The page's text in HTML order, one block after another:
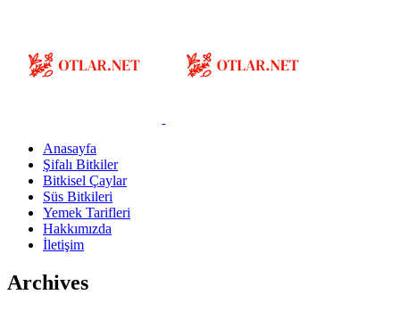
Anasayfa
Şifalı Bitkiler
Bitkisel Çaylar
Süs Bitkileri
Yemek Tarifleri
Hakkımızda
İletişim
Archives